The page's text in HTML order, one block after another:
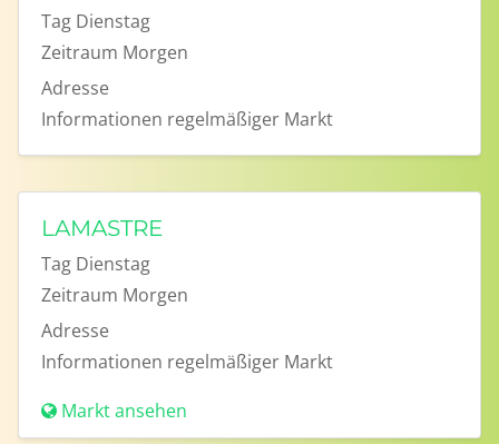
Tag Dienstag
Zeitraum Morgen
Adresse
Informationen regelmäßiger Markt
LAMASTRE
Tag Dienstag
Zeitraum Morgen
Adresse
Informationen regelmäßiger Markt
Markt ansehen